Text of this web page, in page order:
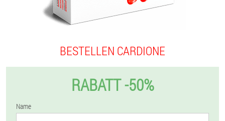
BESTELLEN CARDIONE
RABATT -50%
Name